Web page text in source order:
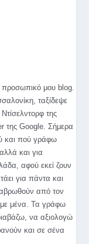
προσωπικό μου blog.
ταξίδεψε
της
της Google. Σήμερα
και πού γράφω
και για
αφού εκεί ζουν
για πάντα και
από τον
με μένα. Τα γράφω
να αξιολογώ
και σε σένα